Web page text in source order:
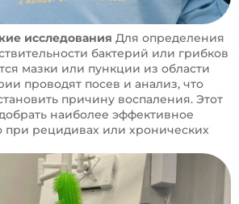
исследования Для определения
бактерий или грибков
мазки или пункции из области
проводят посев и анализ, что
причину воспаления. Этот
наиболее эффективное
при рецидивах или хронических